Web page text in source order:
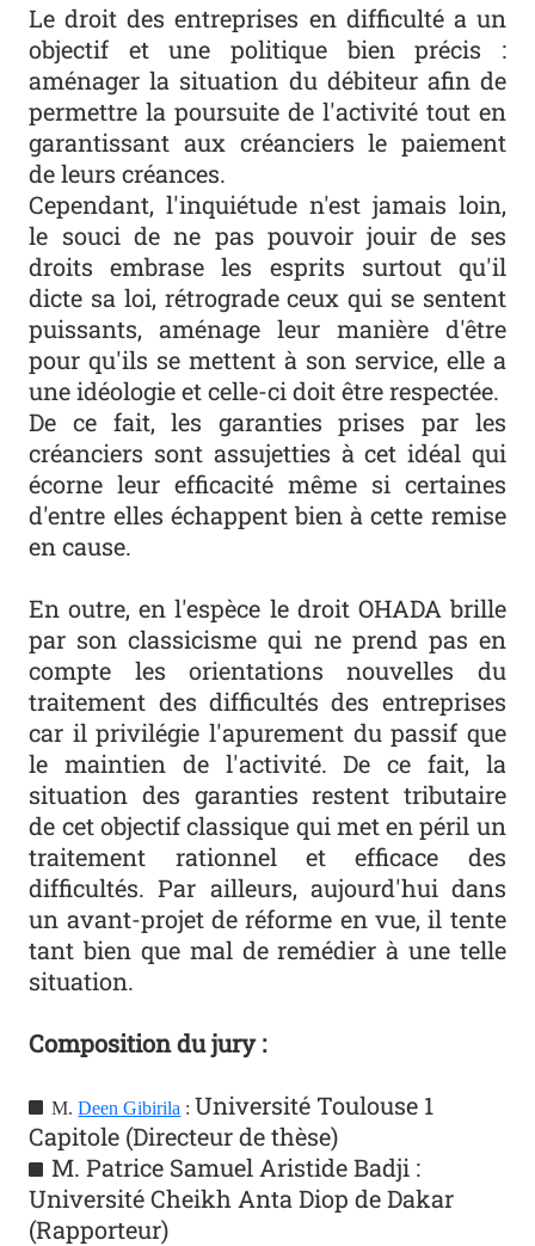
Le droit des entreprises en difficulté a un
objectif et une politique bien précis :
aménager la situation du débiteur afin de
permettre la poursuite de l'activité tout en
garantissant aux créanciers le paiement
de leurs créances.
Cependant, l'inquiétude n'est jamais loin,
le souci de ne pas pouvoir jouir de ses
droits embrase les esprits surtout qu'il
dicte sa loi, rétrograde ceux qui se sentent
puissants, aménage leur manière d'être
pour qu'ils se mettent à son service, elle a
une idéologie et celle-ci doit être respectée.
De ce fait, les garanties prises par les
créanciers sont assujetties à cet idéal qui
écorne leur efficacité même si certaines
d'entre elles échappent bien à cette remise
en cause.
En outre, en l'espèce le droit OHADA brille
par son classicisme qui ne prend pas en
compte les orientations nouvelles du
traitement des difficultés des entreprises
car il privilégie l'apurement du passif que
le maintien de l'activité. De ce fait, la
situation des garanties restent tributaire
de cet objectif classique qui met en péril un
traitement rationnel et efficace des
difficultés. Par ailleurs, aujourd'hui dans
un avant-projet de réforme en vue, il tente
tant bien que mal de remédier à une telle
situation.
Composition du jury :
M.Deen Gibirila : Université Toulouse 1
Capitole (Directeur de thèse)
M. Patrice Samuel Aristide Badji :
Université Cheikh Anta Diop de Dakar
(Rapporteur)